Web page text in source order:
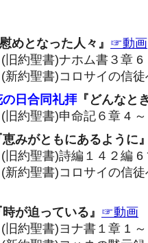
慰めとなった人々』 ☞動画
)ナホム書３章 6
ロサイの信徒への
の日合同礼拝『どんなと
)申命記６章 4 ～
恵みがともにあるように
詩編１４２編 6 節
ロサイの信徒への
時が迫っている』 ☞動画
)ヨナ書１章 1 ～